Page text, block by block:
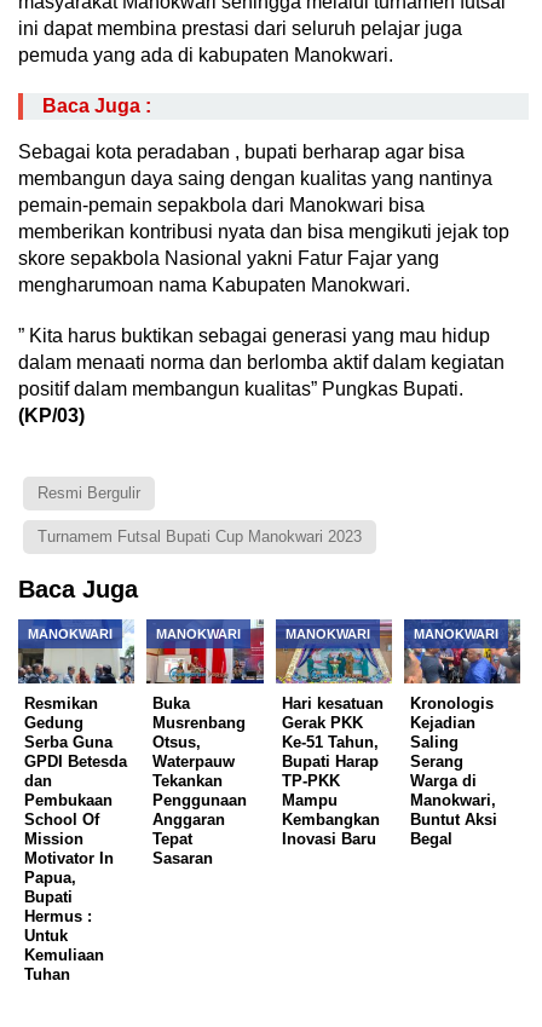
ini dapat membina prestasi dari seluruh pelajar juga
pemuda yang ada di kabupaten Manokwari.
Baca Juga :
Sebagai kota peradaban , bupati berharap agar bisa
membangun daya saing dengan kualitas yang nantinya
pemain-pemain sepakbola dari Manokwari bisa
memberikan kontribusi nyata dan bisa mengikuti jejak top
skore sepakbola Nasional yakni Fatur Fajar yang
mengharumoan nama Kabupaten Manokwari.
” Kita harus buktikan sebagai generasi yang mau hidup
dalam menaati norma dan berlomba aktif dalam kegiatan
positif dalam membangun kualitas” Pungkas Bupati.
(KP/03)
Resmi Bergulir
Turnamem Futsal Bupati Cup Manokwari 2023
Baca Juga
MANOKWARI
Resmikan
Gedung
Serba Guna
GPDI Betesda
dan
Pembukaan
School Of
Mission
Motivator In
Papua,
Bupati
Hermus :
Untuk
Kemuliaan
Tuhan
MANOKWARI
Buka
Musrenbang
Otsus,
Waterpauw
Tekankan
Penggunaan
Anggaran
Tepat
Sasaran
MANOKWARI
Hari kesatuan
Gerak PKK
Ke-51 Tahun,
Bupati Harap
TP-PKK
Mampu
Kembangkan
Inovasi Baru
MANOKWARI
Kronologis
Kejadian
Saling
Serang
Warga di
Manokwari,
Buntut Aksi
Begal